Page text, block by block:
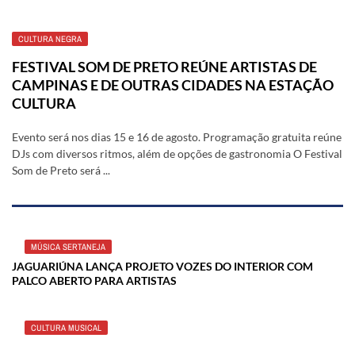
CULTURA NEGRA
FESTIVAL SOM DE PRETO REÚNE ARTISTAS DE
CAMPINAS E DE OUTRAS CIDADES NA ESTAÇÃO
CULTURA
Evento será nos dias 15 e 16 de agosto. Programação gratuita reúne
DJs com diversos ritmos, além de opções de gastronomia O Festival
Som de Preto será ...
MÚSICA SERTANEJA
JAGUARIÚNA LANÇA PROJETO VOZES DO INTERIOR COM
PALCO ABERTO PARA ARTISTAS
CULTURA MUSICAL